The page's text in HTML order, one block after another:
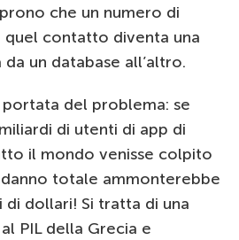
che un numero di
contatto diventa una
un database all’altro.
del problema: se
di utenti di app di
il mondo venisse colpito
totale ammonterebbe
di dollari! Si tratta di una
PIL della Grecia e